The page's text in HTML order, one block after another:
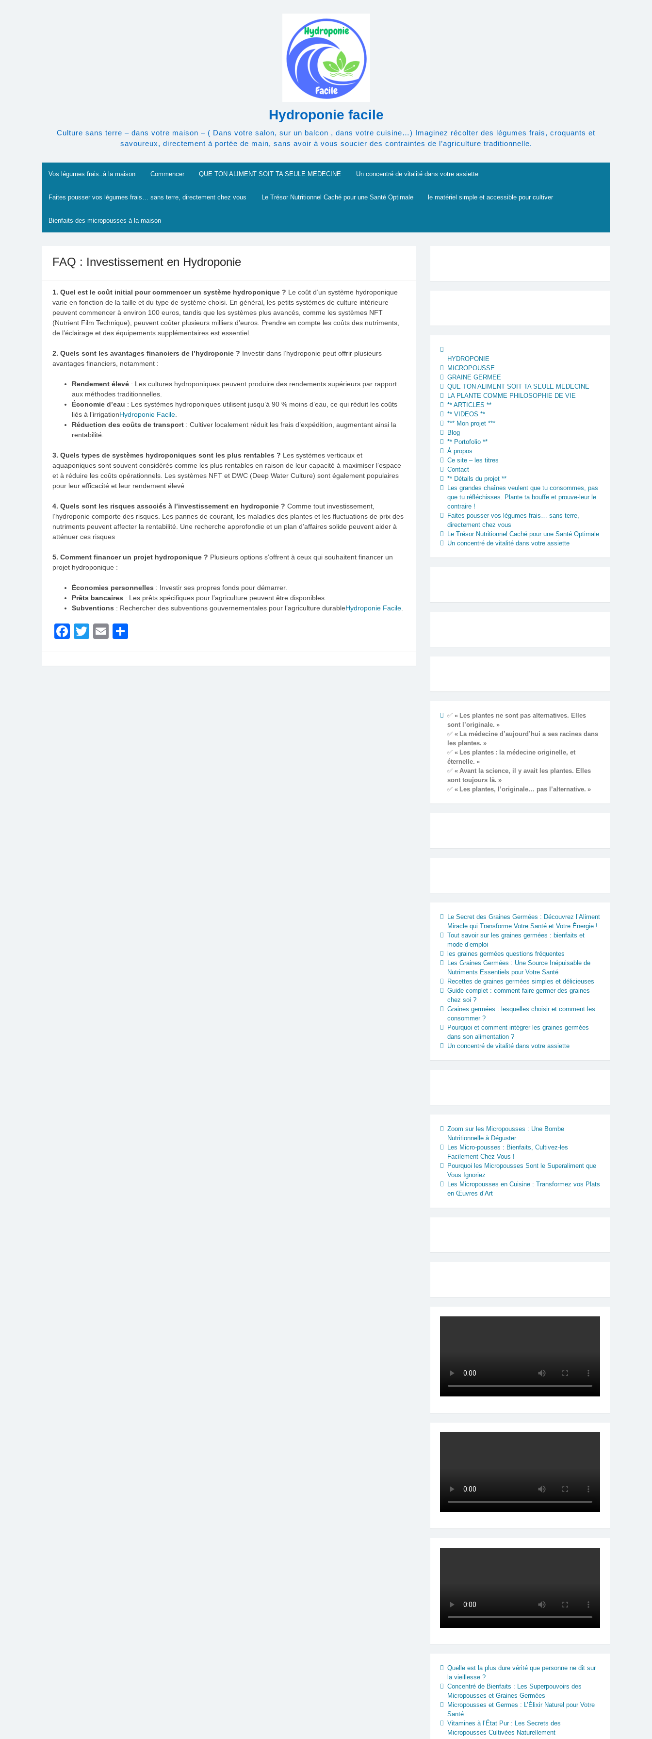
Hydroponie facile
Culture sans terre – dans votre maison – ( Dans votre salon, sur un balcon , dans votre cuisine…) Imaginez récolter des légumes frais, croquants et
savoureux, directement à portée de main, sans avoir à vous soucier des contraintes de l’agriculture traditionnelle.
Vos légumes frais..à la maison Commencer QUE TON ALIMENT SOIT TA SEULE MEDECINE Un concentré de vitalité dans votre assiette
Faites pousser vos légumes frais… sans terre, directement chez vous Le Trésor Nutritionnel Caché pour une Santé Optimale le matériel simple et accessible pour cultiver
Bienfaits des micropousses à la maison
FAQ : Investissement en Hydroponie
1. Quel est le coût initial pour commencer un système hydroponique ? Le coût d’un système hydroponique
varie en fonction de la taille et du type de système choisi. En général, les petits systèmes de culture intérieure
peuvent commencer à environ 100 euros, tandis que les systèmes plus avancés, comme les systèmes NFT
(Nutrient Film Technique), peuvent coûter plusieurs milliers d’euros. Prendre en compte les coûts des nutriments,
de l’éclairage et des équipements supplémentaires est essentiel.
2. Quels sont les avantages financiers de l’hydroponie ? Investir dans l’hydroponie peut offrir plusieurs
avantages financiers, notamment :
Rendement élevé : Les cultures hydroponiques peuvent produire des rendements supérieurs par rapport
aux méthodes traditionnelles.
Économie d’eau : Les systèmes hydroponiques utilisent jusqu’à 90 % moins d’eau, ce qui réduit les coûts
liés à l’irrigation​Hydroponie Facile
Réduction des coûts de transport : Cultiver localement réduit les frais d’expédition, augmentant ainsi la
rentabilité.
3. Quels types de systèmes hydroponiques sont les plus rentables ? Les systèmes verticaux et
aquaponiques sont souvent considérés comme les plus rentables en raison de leur capacité à maximiser l’espace
et à réduire les coûts opérationnels. Les systèmes NFT et DWC (Deep Water Culture) sont également populaires
pour leur efficacité et leur rendement élevé​
4. Quels sont les risques associés à l’investissement en hydroponie ? Comme tout investissement,
l’hydroponie comporte des risques. Les pannes de courant, les maladies des plantes et les fluctuations de prix des
nutriments peuvent affecter la rentabilité. Une recherche approfondie et un plan d’affaires solide peuvent aider à
atténuer ces risques​
5. Comment financer un projet hydroponique ? Plusieurs options s’offrent à ceux qui souhaitent financer un
projet hydroponique :
Économies personnelles : Investir ses propres fonds pour démarrer.
Prêts bancaires : Les prêts spécifiques pour l’agriculture peuvent être disponibles.
Subventions : Rechercher des subventions gouvernementales pour l’agriculture durable​Hydroponie Facile
Facebook
TwitterEmail
HYDROPONIE
MICROPOUSSE
GRAINE GERMEE
QUE TON ALIMENT SOIT TA SEULE MEDECINE
LA PLANTE COMME PHILOSOPHIE DE VIE
** ARTICLES **
** VIDEOS **
*** Mon projet ***
Blog
** Portofolio **
À propos
Ce site – les titres
Contact
** Détails du projet **
Les grandes chaînes veulent que tu consommes, pas
que tu réfléchisses. Plante ta bouffe et prouve-leur le
contraire !
Faites pousser vos légumes frais… sans terre,
directement chez vous
Le Trésor Nutritionnel Caché pour une Santé Optimale
Un concentré de vitalité dans votre assiette
✅ « Les plantes ne sont pas alternatives. Elles
sont l’originale. »
✅ « La médecine d’aujourd’hui a ses racines dans
les plantes. »
✅ « Les plantes : la médecine originelle, et
éternelle. »
✅ « Avant la science, il y avait les plantes. Elles
sont toujours là. »
✅ « Les plantes, l’originale… pas l’alternative. »
Le Secret des Graines Germées : Découvrez l’Aliment
Miracle qui Transforme Votre Santé et Votre Énergie !
Tout savoir sur les graines germées : bienfaits et
mode d’emploi
les graines germées questions fréquentes
Les Graines Germées : Une Source Inépuisable de
Nutriments Essentiels pour Votre Santé
Recettes de graines germées simples et délicieuses
Guide complet : comment faire germer des graines
chez soi ?
Graines germées : lesquelles choisir et comment les
consommer ?
Pourquoi et comment intégrer les graines germées
dans son alimentation ?
Un concentré de vitalité dans votre assiette
Zoom sur les Micropousses : Une Bombe
Nutritionnelle à Déguster
Les Micro-pousses : Bienfaits, Cultivez-les
Facilement Chez Vous !
Pourquoi les Micropousses Sont le Superaliment que
Vous Ignoriez
Les Micropousses en Cuisine : Transformez vos Plats
en Œuvres d’Art
Quelle est la plus dure vérité que personne ne dit sur
la vieillesse ?
Concentré de Bienfaits : Les Superpouvoirs des
Micropousses et Graines Germées
Micropousses et Germes : L’Élixir Naturel pour Votre
Santé
Vitamines à l’État Pur : Les Secrets des
Micropousses Cultivées Naturellement